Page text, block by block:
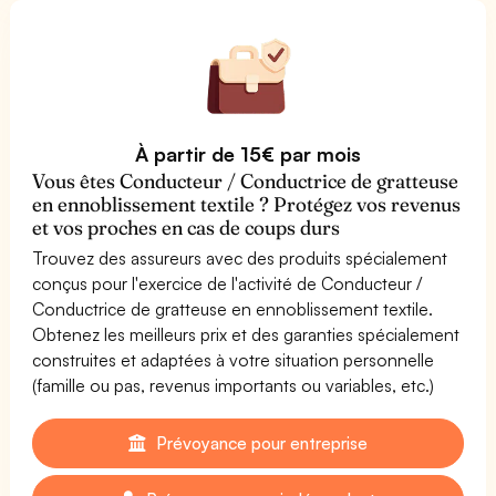
À partir de 15€ par mois
Vous êtes Conducteur / Conductrice de gratteuse
en ennoblissement textile ? Protégez vos revenus
et vos proches en cas de coups durs
Trouvez des assureurs avec des produits spécialement
conçus pour l'exercice de l'activité de Conducteur /
Conductrice de gratteuse en ennoblissement textile.
Obtenez les meilleurs prix et des garanties spécialement
construites et adaptées à votre situation personnelle
(famille ou pas, revenus importants ou variables, etc.)
Prévoyance pour entreprise